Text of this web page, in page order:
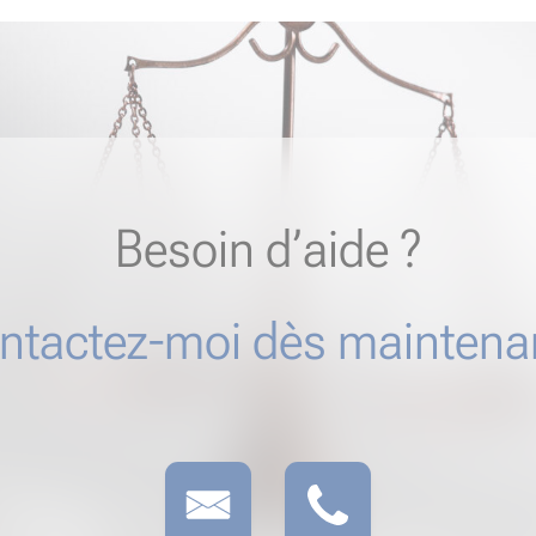
Besoin d’aide ?
moi dès